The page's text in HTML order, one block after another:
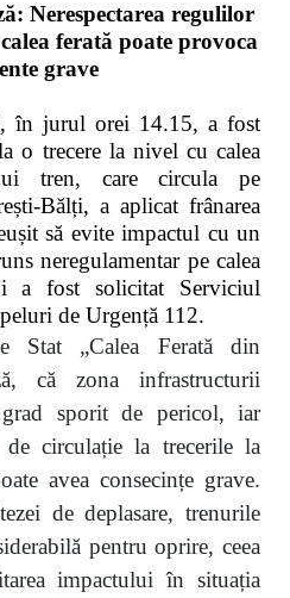
Nerespectarea regulilor
ferată poate provoca
grave
în jurul orei 14.15, a fost
o trecere la nivel cu calea
tren, care circula pe
Bălți, a aplicat frânarea
să evite impactul cu un
neregulamentar pe calea
a fost solicitat Serviciul
de Urgență 112.
Stat „Calea Ferată din
că zona infrastructurii
sporit de pericol, iar
de circulație la trecerile la
avea consecințe grave.
de deplasare, trenurile
pentru oprire, ceea
impactului în situația